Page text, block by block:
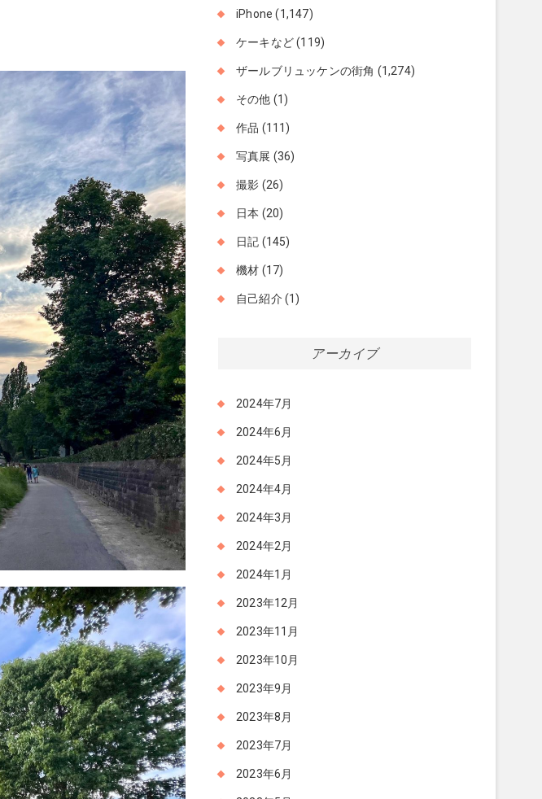
iPhone (1,147)
ケーキなど(119)
ザールブリュッケンの街角 (1,274)
その他 (1)
作品 (111)
写真展 (36)
撮影 (26)
日本 (20)
日記 (145)
機材 (17)
自己紹介 (1)
アーカイブ
2024年7月
2024年6月
2024年5月
2024年4月
2024年3月
2024年2月
2024年1月
2023年12月
2023年11月
2023年10月
2023年9月
2023年8月
2023年7月
2023年6月